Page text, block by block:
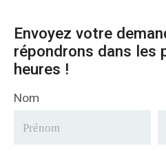
Envoyez votre
répondrons dans les
heures !
Nom